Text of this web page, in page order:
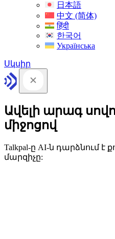
日本語
中文 (简体)
हिंदी
한국어
Українська
Սկսիր
Ավելի արագ
միջոցով
Talkpal-ը AI-ն դարձնում է
մարզիչը: